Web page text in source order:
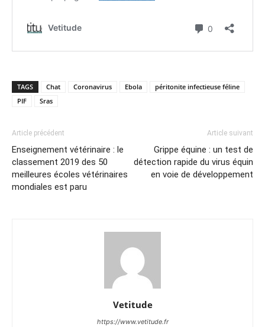
TAGS Chat Coronavirus Ebola
péritonite infectieuse féline
PIF
Sras
Article précédent
Enseignement vétérinaire : le
classement 2019 des 50
meilleures écoles vétérinaires
mondiales est paru
Article suivant
Grippe équine : un test de
détection rapide du virus équin
en voie de développement
Vetitude
https://www.vetitude.fr